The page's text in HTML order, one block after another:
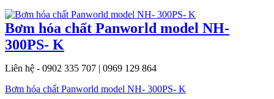
Bơm hóa chất Panworld model NH-
300PS- K
Liên hệ - 0902 335 707 | 0969 129 864
Bơm hóa chất Panworld model NH- 300PS- K